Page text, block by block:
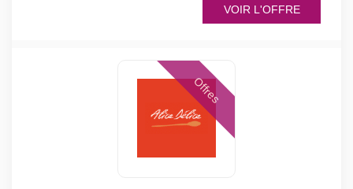
VOIR L'OFFRE
Offres